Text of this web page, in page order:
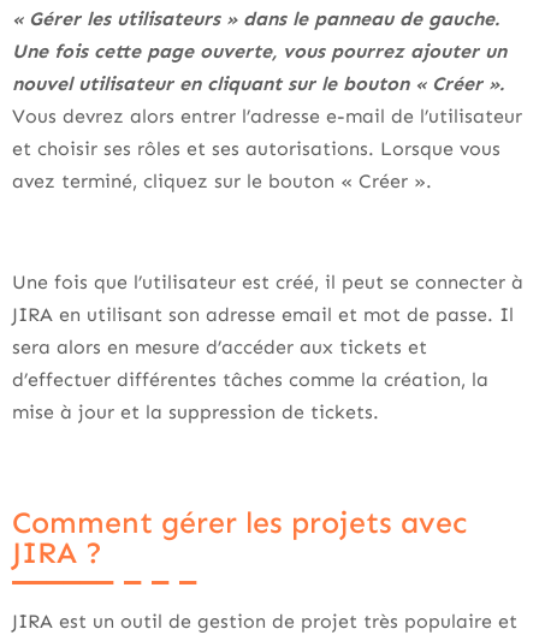
« Gérer les utilisateurs » dans le panneau de gauche.
Une fois cette page ouverte, vous pourrez ajouter un
nouvel utilisateur en cliquant sur le bouton « Créer ».
Vous devrez alors entrer l’adresse e-mail de l’utilisateur
et choisir ses rôles et ses autorisations. Lorsque vous
avez terminé, cliquez sur le bouton « Créer ».
Une fois que l’utilisateur est créé, il peut se connecter à
JIRA en utilisant son adresse email et mot de passe. Il
sera alors en mesure d’accéder aux tickets et
d’effectuer différentes tâches comme la création, la
mise à jour et la suppression de tickets.
Comment gérer les projets avec
JIRA ?
JIRA est un outil de gestion de projet très populaire et